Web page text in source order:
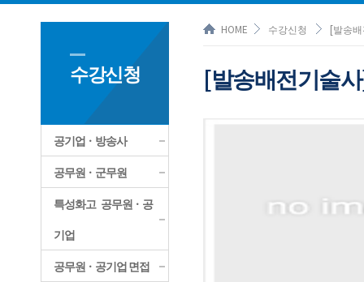
수강신청
공기업ㆍ방송사
공무원ㆍ군무원
특성화고 공무원ㆍ공
기업
공무원ㆍ공기업 면접
HOME 수강신청 [발송
[발송배전기술